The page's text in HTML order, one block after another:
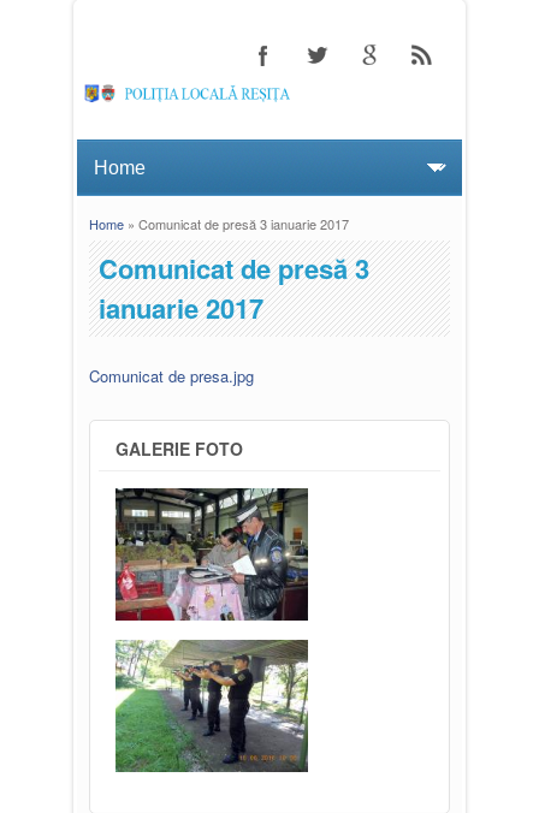
You are here
Home» Comunicat de presă 3 ianuarie 2017
Comunicat de presă 3
ianuarie 2017
Comunicat de presa.jpg
GALERIE FOTO